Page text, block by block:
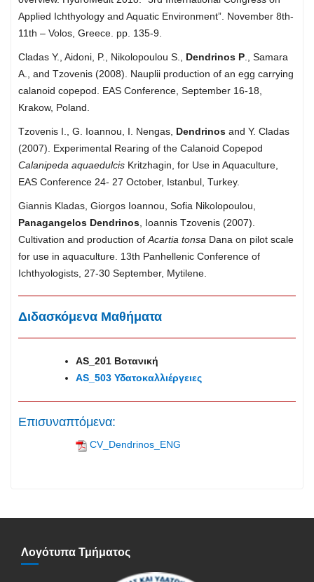
Applied Ichthyology and Aquatic Environment”. November 8th-
11th – Volos, Greece. pp. 135-9.
Cladas Y., Aidoni, P., Nikolopoulou S., Dendrinos P., Samara
A., and Tzovenis (2008). Nauplii production of an egg carrying
calanoid copepod. EAS Conference, September 16-18,
Krakow, Poland.
Tzovenis I., G. Ioannou, I. Nengas, Dendrinos and Y. Cladas
(2007). Experimental Rearing of the Calanoid Copepod
Calanipeda aquaedulcis Kritzhagin, for Use in Aquaculture,
EAS Conference 24- 27 October, Istanbul, Turkey.
Giannis Kladas, Giorgos Ioannou, Sofia Nikolopoulou,
Panagangelos Dendrinos, Ioannis Tzovenis (2007).
Cultivation and production ofAcartia tonsa Dana on pilot scale
for use in aquaculture. 13th Panhellenic Conference of
Ichthyologists, 27-30 September, Mytilene.
Διδασκόμενα Μαθήματα
AS_201 Βοτανική
AS_503 Υδατοκαλλιέργειες
Επισυναπτόμενα:
CV_Dendrinos_ENG
Λογότυπα Τμήματος